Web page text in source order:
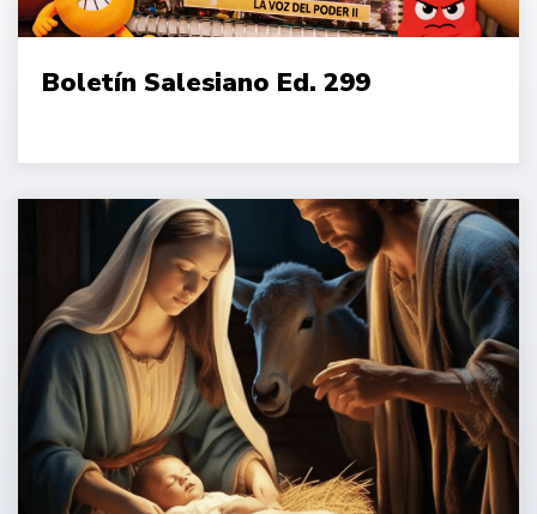
Boletín Salesiano Ed. 299